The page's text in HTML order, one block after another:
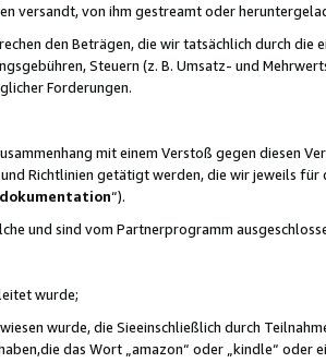
versandt, von ihm gestreamt oder
den Beträgen, die wir tatsächlich durch die
Steuern (z. B. Umsatz- und
Forderungen.
mit einem Verstoß gegen diesen
Richtlinien getätigt werden, die wir jeweils
“).
und sind vom Partnerprogramm
wurde;
wurde, die Sieeinschließlich durch
das Wort „amazon“ oder „kindle“ oder